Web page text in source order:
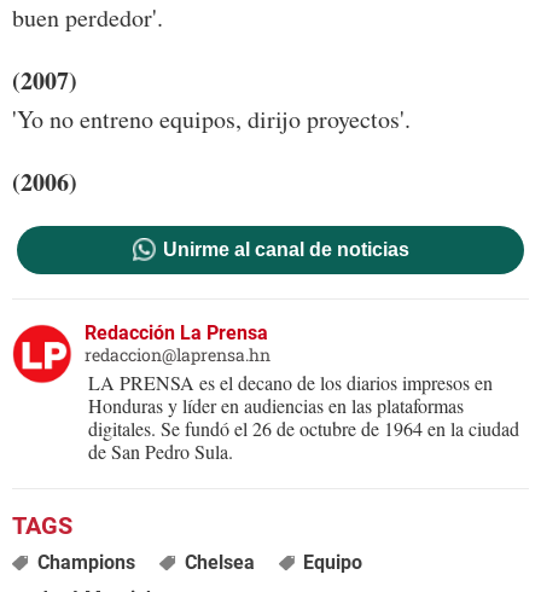
buen perdedor'.
(2007)
'Yo no entreno equipos, dirijo proyectos'.
(2006)
Unirme al canal de noticias
Redacción La Prensa
redaccion@laprensa.hn
LA PRENSA es el decano de los diarios impresos en
Honduras y líder en audiencias en las plataformas
digitales. Se fundó el 26 de octubre de 1964 en la ciudad
de San Pedro Sula.
Champions Chelsea
Equipo